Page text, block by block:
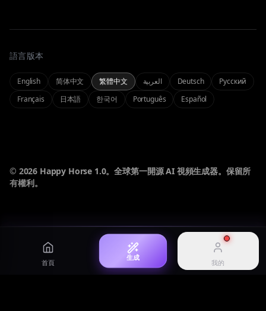
語言版本
English 简体中文 繁體中文 العربية Deutsch
Русский
Français
日本語 한국어 Português Español
© 2026 Happy Horse 1.0。全球第一開源 AI 視頻生成器。保留所
有權利。
一體化全模態生成器 電影級文生影片與圖生影片
Happy Horse 1.1
管理帳號和查看作品記錄
首頁
生成
我的